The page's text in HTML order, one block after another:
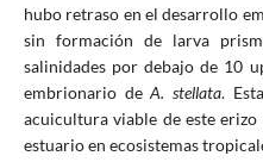
hubo retraso en el desarrollo
sin formación de larva
salinidades por debajo de 10
embrionario deA. stellata.
acuicultura viable de este
estuario en ecosistemas